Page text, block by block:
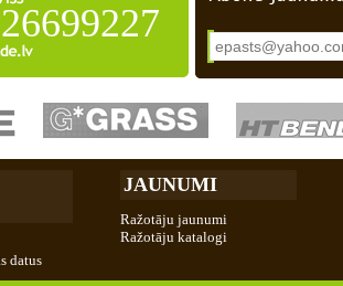
datus
JAUNUMI
Ražotāju jaunumi
Ražotāju katalogi